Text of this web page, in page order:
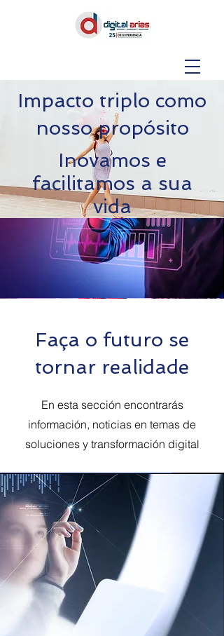
Faça o futuro se
tornar realidade
En esta sección encontrarás
información, noticias en temas de
soluciones y transformación digital
Impacto triplo como
nosso propósito
Inovamos e
facilitamos a sua
vida